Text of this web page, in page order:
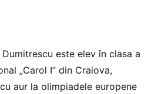
este elev în clasa a
„Carol I” din Craiova,
aur la olimpiadele europene